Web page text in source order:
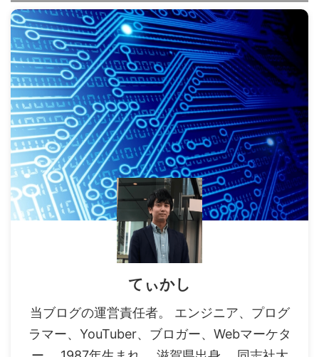
てぃかし
当ブログの運営責任者。 エンジニア、プログ
ラマー、YouTuber、ブロガー、Webマーケタ